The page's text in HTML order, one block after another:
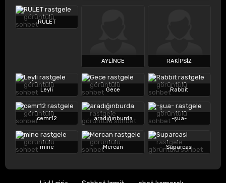
RULET
AYLİNCE RAKİPSİZ
Leyli Gece Rabbit
cemr12 aradığınburda -şua-
mine Mercan Suparcasi